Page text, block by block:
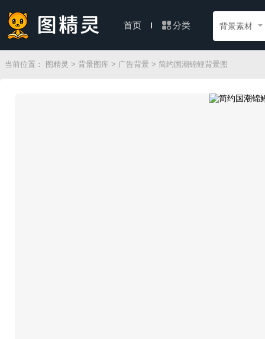
首页 分类 背景素材
当前位置： 图精灵 > 背景图库 > 广告背景 > 简约国潮锦鲤背景图